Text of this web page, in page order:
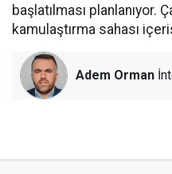
başlatılması planlanıyor.
kamulaştırma sahası
Adem Orman